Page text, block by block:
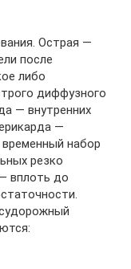
Острая —
после
либо
диффузного
— внутренних
—
набор
резко
вплоть до